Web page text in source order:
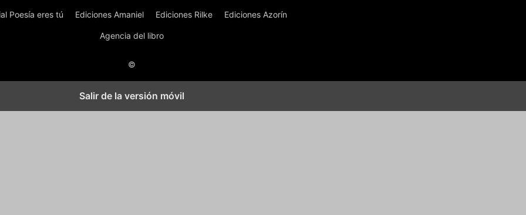
Poesía eres tú Ediciones Amaniel Ediciones Rilke Ediciones Azorín
Agencia del libro
©
Salir de la versión móvil